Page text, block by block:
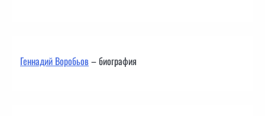
Геннадий Воробьов– биография